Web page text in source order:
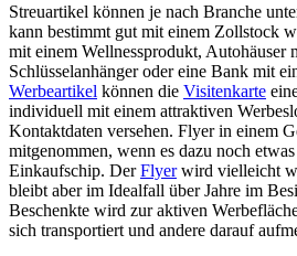
Streuartikel können je nach Branche
kann bestimmt gut mit einem Zollstock
mit einem Wellnessprodukt, Autohäuser
Schlüsselanhänger oder eine Bank mit
Werbeartikel können die Visitenkarte
individuell mit einem attraktiven
Kontaktdaten versehen. Flyer in einem
mitgenommen, wenn es dazu noch
Einkaufschip. DerFlyerwird vielleicht
bleibt aber im Idealfall über Jahre im
Beschenkte wird zur aktiven
sich transportiert und andere darauf